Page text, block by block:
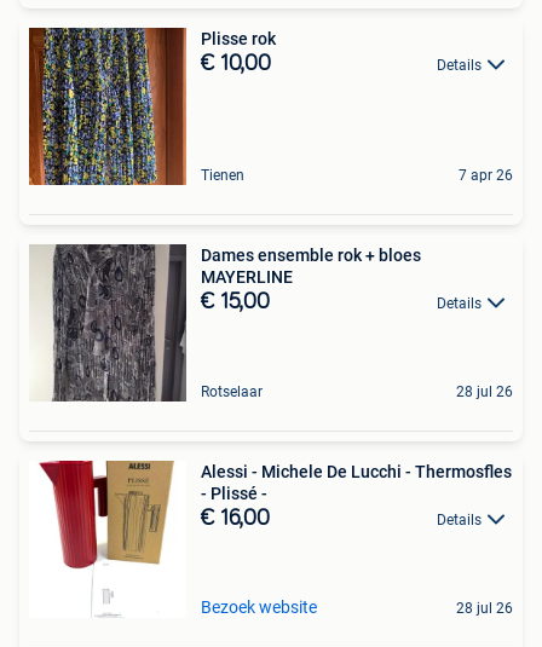
Plisse rok
€ 10,00 Details
Tienen 7 apr 26
Dames ensemble rok + bloes
MAYERLINE
€ 15,00 Details
Rotselaar 28 jul 26
Alessi - Michele De Lucchi - Thermosfles
- Plissé -
€ 16,00 Details
Bezoek website 28 jul 26